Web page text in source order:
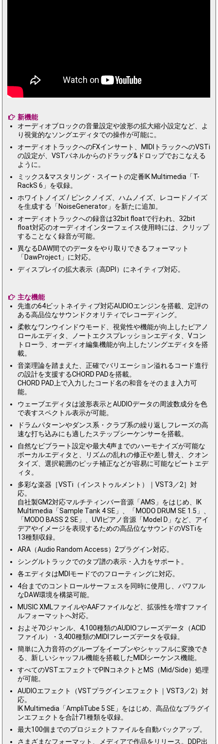
新機能
オーディオブロックの音量設定や波形の拡大縮小設定など、よ
り視覚的なソングエディタでの操作が可能に。
オーディオトラックへのFXインサート、MIDIトラックへのVSTi
の設定が、VSTパネルからのドラッグ&ドロップでおこなえる
ように。
ミックス&マスタリング・スイートの定番IK Multimedia「T-
RackS 6」を収録。
ホワイトノイズ / ピンクノイズ、ハムノイズ、レコードノイズ
を生成する「NoiseGenerator」を新たに追加。
オーディオトラックへの録音は32bit floatで行われ、32bit
float対応のオーディオインターフェイス使用時には、クリップ
することなく録音が可能。
異なるDAW間でのデータをやり取りできるフォーマット
「DawProject」に対応。
ディスプレイの拡大表示（高DPI）にネイティブ対応。
主な機能
先進の64ビットネイティブ対応AUDIOエンジンを搭載、定評の
ある高品位なサウンドクオリティでレコーディング。
柔軟なワンウインドウモード、視覚性や機能が向上したピアノ
ロールエディタ、ノートエクスプレッションエディタ、Vコン
トローラ、オーディオ編集機能が向上したソングエディタを搭
載。
音楽理論を踏まえた、正確でバリエーション溢れるコード進行
の設計を支援するCHORD PADを搭載。
CHORD PAD上で入力したコード名の和音をそのまま入力可
能。
ウェーブエディタは波形表示とAUDIOデータの周波数成分を色
で表すスペクトル表示が可能。
ドラムパターンやダンス系・クラブ系の繰り返しフレーズの高
速な打ち込みにも適したステップシーケンサーを搭載。
自然なビブラート設定や最大4声までのハーモナイズが可能な
ボーカルエディタと、リズムの乱れの修正や差し替え、クオン
タイズ、選択範囲のピッチ補正などが容易に可能なビートエデ
ィタ。
多彩な楽器［VSTi（インストゥルメント）｜VST3／2］対
応。
自社製GM2対応マルチティンバー音源「AMS」をはじめ、IK
Multimedia「Sample Tank 4 SE」、「MODO DRUM SE 1.5」、
「MODO BASS 2 SE」、UVIピアノ音源「Model D」など、アイ
デアやイメージを表現するための高品位なサウンドのVSTiを
13種類収録。
ARA（Audio Random Access）2プラグイン対応。
シングルトラックでのタブ譜の表示・入力をサポート。
各エディタはMDIモードでのフローティングに対応。
4台までのコントロールサーフェスを同時に使用し、パワフル
なDAW環境を構築可能。
MUSIC XMLファイルやAAFファイルなど、拡張性を増すファイ
ルフォーマットへ対応。
およそ70ジャンル、4,100種類のAUDIOフレーズデータ（ACID
ファイル）・3,400種類のMIDIフレーズデータを収録。
簡単に入力音符のグルーブをイーブンやシャッフルに変換でき
る、新しいシャッフル機能を搭載したMIDIシーケンス機能。
すべてのVSTエフェクトでPINコネクトとMS（Mid/Side）処理
が可能。
AUDIOエフェクト（VSTプラグインエフェクト｜VST3／2）対
応。
IK Multimedia「AmpliTube 5 SE」をはじめ、高品位なプラグイ
ンエフェクトを合計71種類を収録。
最大100個までのプロジェクトファイルを自動バックアップ。
さまざまなフォーマット、メディアで作品をリリース。DDP出